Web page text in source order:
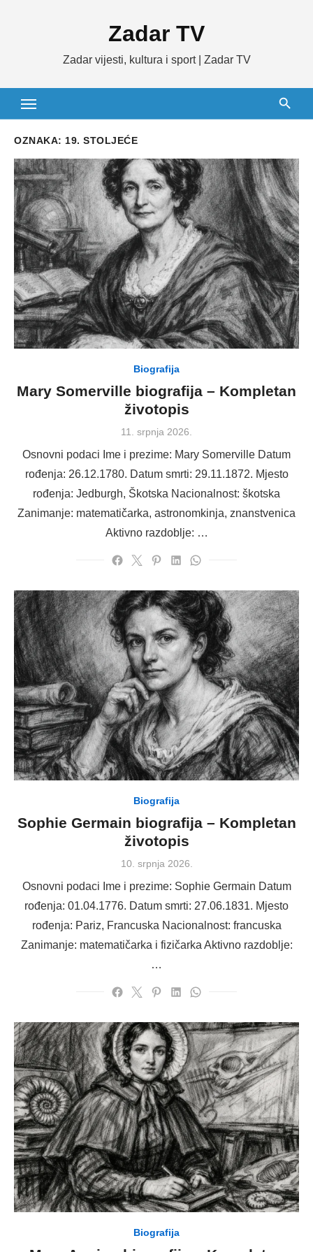
Zadar TV
Zadar vijesti, kultura i sport | Zadar TV
OZNAKA: 19. STOLJEĆE
Biografija
Mary Somerville biografija – Kompletan
životopis
Posted
11. srpnja 2026.
Osnovni podaci Ime i prezime: Mary Somerville Datum
rođenja: 26.12.1780. Datum smrti: 29.11.1872. Mjesto
rođenja: Jedburgh, Škotska Nacionalnost: škotska
Zanimanje: matematičarka, astronomkinja, znanstvenica
Aktivno razdoblje: …
Biografija
Sophie Germain biografija – Kompletan
životopis
Posted
10. srpnja 2026.
Osnovni podaci Ime i prezime: Sophie Germain Datum
rođenja: 01.04.1776. Datum smrti: 27.06.1831. Mjesto
rođenja: Pariz, Francuska Nacionalnost: francuska
Zanimanje: matematičarka i fizičarka Aktivno razdoblje:
…
Biografija